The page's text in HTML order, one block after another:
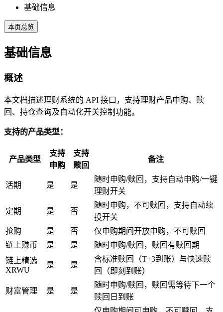
基础信息
本页总览
基础信息
概述
本文档描述理财系统的 API 接口，支持理财产品申购、赎
回、持仓查询及自动化开关控制功能。
支持的产品类型：
产品类型
支持
申购
支持
赎回
备注
活期 是 是
随时申购/赎回，支持自动申购/一键
理财开关
定期 是 否
随时申购，不可赎回，支持自动续
投开关
抢购
是 否
仅申购期间开放申购，不可赎回
链上赚币
是 是
随时申购/赎回，赎回有赎回期
链上精选
XRWU
是 是
含标准赎回（T+3到账）与快速赎
回（即刻到账）
财富管理 是 是
随时申购/赎回，赎回需等待下一个
赎回日到账